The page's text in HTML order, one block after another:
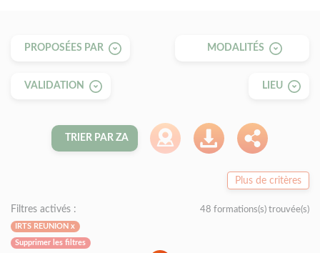
PROPOSÉES PAR MODALITÉS
VALIDATION LIEU
TRIER PAR ZA
Plus de critères
Filtres activés :
IRTS REUNION x
Supprimer les filtres
48 formations(s) trouvée(s)